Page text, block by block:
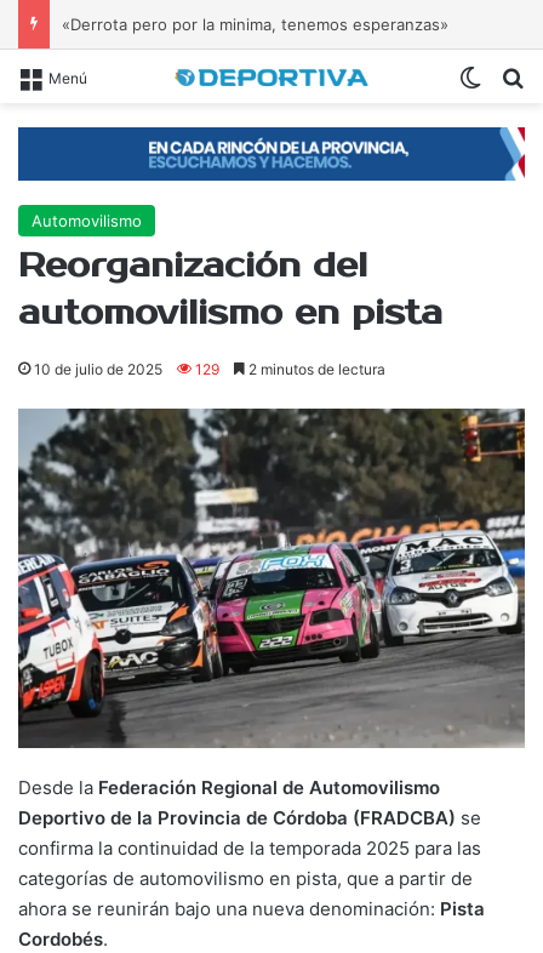
«Derrota pero por la minima, tenemos esperanzas»
Menú
Automovilismo
Reorganización del
automovilismo en pista
10 de julio de 2025 129 2 minutos de lectura
Desde la Federación Regional de Automovilismo
Deportivo de la Provincia de Córdoba (FRADCBA) se
confirma la continuidad de la temporada 2025 para las
categorías de automovilismo en pista, que a partir de
ahora se reunirán bajo una nueva denominación: Pista
Cordobés.